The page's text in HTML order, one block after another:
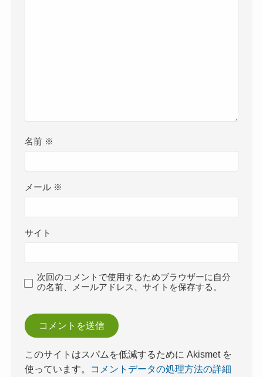
名前 ※
メール ※
サイト
次回のコメントで使用するためブラウザーに自分
の名前、メールアドレス、サイトを保存する。
このサイトはスパムを低減するために Akismet を
使っています。
コメントデータの処理方法の詳細